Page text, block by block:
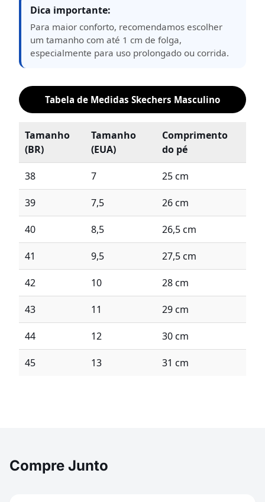
Dica importante:
Para maior conforto, recomendamos escolher
um tamanho com até 1 cm de folga,
especialmente para uso prolongado ou corrida.
Tabela de Medidas Skechers Masculino
Tamanho
(BR)
Tamanho
(EUA)
Comprimento
do pé
38 7 25 cm
39 7,5 26 cm
40 8,5 26,5 cm
41 9,5 27,5 cm
42 10 28 cm
43 11 29 cm
44 12 30 cm
45 13 31 cm
Compre Junto